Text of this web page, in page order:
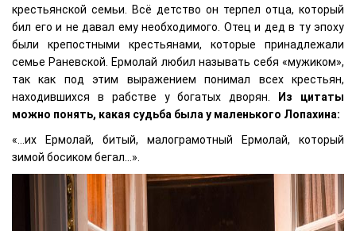
крестьянской семьи. Всё детство он терпел отца, который
бил его и не давал ему необходимого. Отец и дед в ту эпоху
были крепостными крестьянами, которые принадлежали
семье Раневской. Ермолай любил называть себя «мужиком»,
так как под этим выражением понимал всех крестьян,
находившихся в рабстве у богатых дворян.
Из цитаты
можно понять, какая судьба была у маленького Лопахина:
«…их Ермолай, битый, малограмотный Ермолай, который
зимой босиком бегал…».